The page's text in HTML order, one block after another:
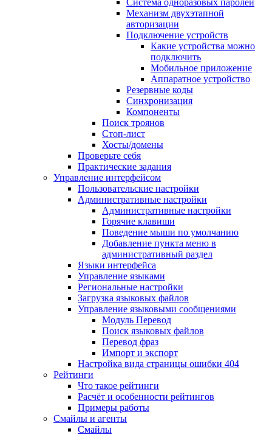
Система одноразовых паролей
Механизм двухэтапной
авторизации
Подключение устройств
Какие устройства можно
подключить
Мобильное приложение
Аппаратное устройство
Резервные коды
Синхронизация
Компоненты
Поиск троянов
Стоп-лист
Хосты/домены
Проверьте себя
Практические задания
Управление интерфейсом
Пользовательские настройки
Административные настройки
Административные настройки
Горячие клавиши
Поведение мыши по умолчанию
Добавление пункта меню в
административный раздел
Языки интерфейса
Управление языками
Региональные настройки
Загрузка языковых файлов
Управление языковыми сообщениями
Mодуль Перевод
Поиск языковых файлов
Перевод фраз
Импорт и экспорт
Настройка вида страницы ошибки 404
Рейтинги
Что такое рейтинги
Расчёт и особенности рейтингов
Примеры работы
Смайлы и агенты
Смайлы